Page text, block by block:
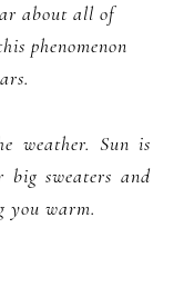
about all of
phenomenon
weather. Sun is
sweaters and
you warm.